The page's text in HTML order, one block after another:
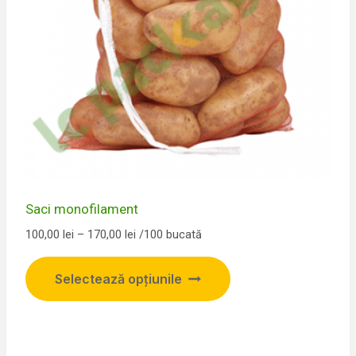
pagina
produsului.
Saci monofilament
100,00 lei – 170,00 lei Interval
prețuri:
100,00 lei
/100 bucată
Selectează opțiunile
produs